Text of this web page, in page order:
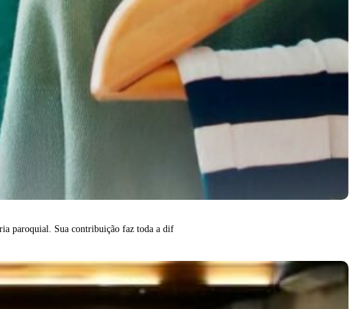
paroquial. Sua contribuição faz toda a dif